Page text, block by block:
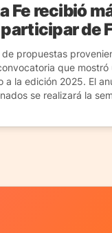
Fe recibió
de
de propuestas
que
a la edición 2025. El
se realizará la